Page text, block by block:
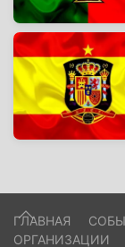
ГЛАВНАЯ
ОРГАНИЗАЦИИ